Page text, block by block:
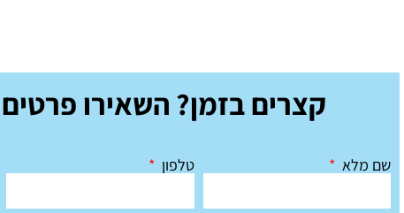
קצרים בזמן? השאירו
שם מלא טלפון